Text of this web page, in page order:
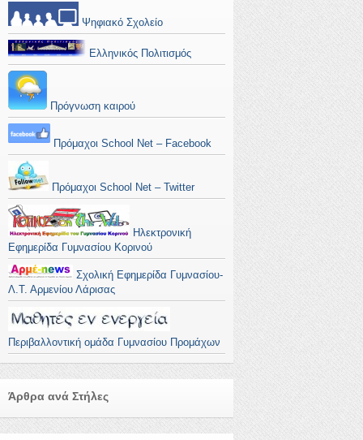
Ψηφιακό Σχολείο
Ελληνικός Πολιτισμός
Πρόγνωση καιρού
Πρόμαχοι School Net – Facebook
Πρόμαχοι School Net – Twitter
Ηλεκτρονική
Εφημερίδα Γυμνασίου Κορινού
Σχολική Εφημερίδα Γυμνασίου-
Λ.Τ. Αρμενίου Λάρισας
Περιβαλλοντική ομάδα Γυμνασίου Προμάχων
Άρθρα ανά Στήλες